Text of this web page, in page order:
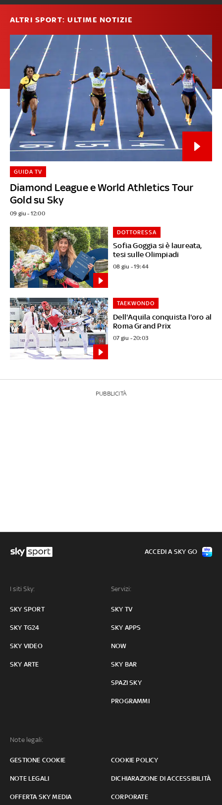
ALTRI SPORT: ULTIME NOTIZIE
Diamond League e World Athletics Tour
Gold su Sky
GUIDA TV
09 giu - 12:00
Sofia Goggia si è laureata,
tesi sulle Olimpiadi
DOTTORESSA
08 giu - 19:44
Dell'Aquila conquista l'oro al
Roma Grand Prix
TAEKWONDO
07 giu - 20:03
PUBBLICITÀ
I siti Sky:
SKY SPORT
SKY TG24
SKY VIDEO
SKY ARTE
Servizi:
SKY TV
SKY APPS
NOW
SKY BAR
SPAZI SKY
PROGRAMMI
Note legali:
GESTIONE COOKIE COOKIE POLICY
NOTE LEGALI DICHIARAZIONE DI ACCESSIBILITÀ
OFFERTA SKY MEDIA CORPORATE
ACCEDI A SKY GO